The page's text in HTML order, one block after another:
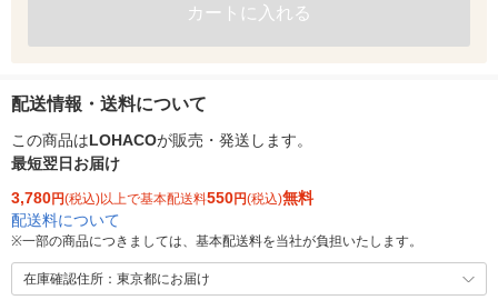
カートに入れる
配送情報・送料について
この商品はLOHACOが販売・発送します。
最短翌日お届け
3,780円(税込)以上で基本配送料550円(税込)無料
配送料について
※一部の商品につきましては、基本配送料を当社が負担いたします。
在庫確認住所：東京都にお届け